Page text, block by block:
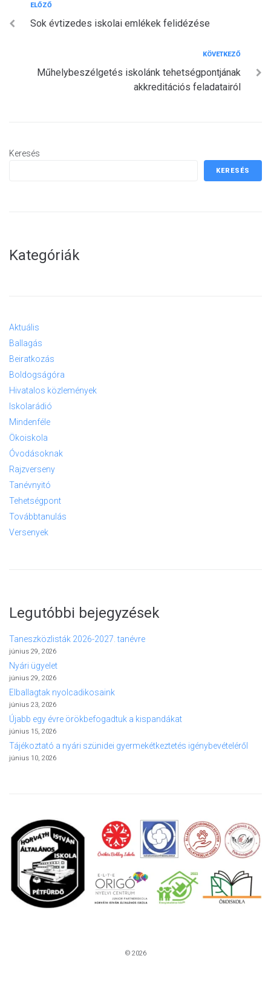
Bejegyzés
navigáció
Előző
ELŐZŐ
Sok évtizedes iskolai emlékek felidézése
KÖVETKEZŐ
Műhelybeszélgetés iskolánk tehetségpontjának
akkreditációs feladatairól
Keresés
KERESÉS
Kategóriák
Aktuális
Ballagás
Beiratkozás
Boldogságóra
Hivatalos közlemények
Iskolarádió
Mindenféle
Ökoiskola
Óvodásoknak
Rajzverseny
Tanévnyitó
Tehetségpont
Továbbtanulás
Versenyek
Legutóbbi bejegyzések
Taneszközlisták 2026-2027. tanévre
június 29, 2026
Nyári ügyelet
június 29, 2026
Elballagtak nyolcadikosaink
június 23, 2026
Újabb egy évre örökbefogadtuk a kispandákat
június 15, 2026
Tájékoztató a nyári szünidei gyermekétkeztetés igénybevételéről
június 10, 2026
© 2026